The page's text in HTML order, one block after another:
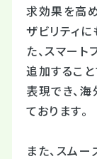
求効果を高
ザビリティ
た、スマー
追加するこ
表現でき、
ております。
また、スム